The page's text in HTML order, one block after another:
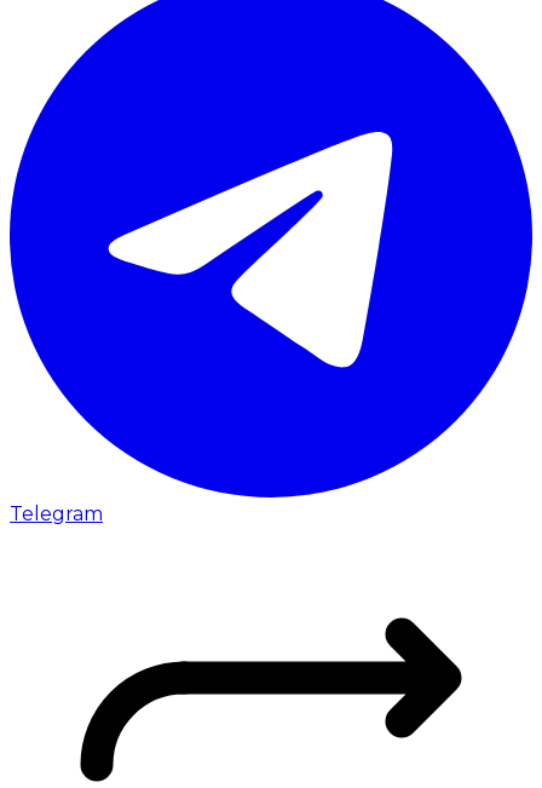
Telegram